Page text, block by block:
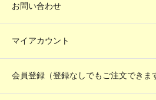
お問い合わせ
マイアカウント
会員登録（登録なしでもご注文できま